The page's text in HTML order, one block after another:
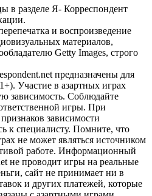
в разделе Я- Корреспондент
и воспроизведение
материалов,
Getty Images, строго
предназначены для
Участие в азартных играх
зависимость. Соблюдайте
игры. При
зависимости
к специалисту. Помните, что
не может являться источником
работе. Информационный
не проводит игры на реальные
сайт не принимает ни в
и других платежей, которые